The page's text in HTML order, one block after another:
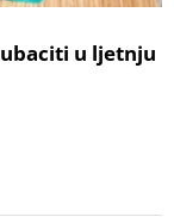
ubaciti u ljetnju